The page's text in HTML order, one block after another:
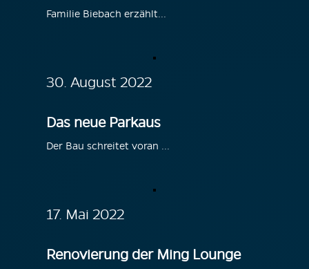
Familie Biebach erzählt...
30. August 2022
Das neue Parkaus
Der Bau schreitet voran ...
17. Mai 2022
Renovierung der Ming Lounge